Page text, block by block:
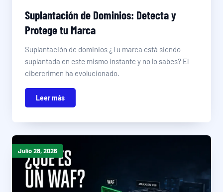
Suplantación de Dominios: Detecta y
Protege tu Marca
Suplantación de dominios ¿Tu marca está siendo
suplantada en este mismo instante y no lo sabes? El
cibercrimen ha evolucionado.
Leer más
Julio 28, 2026